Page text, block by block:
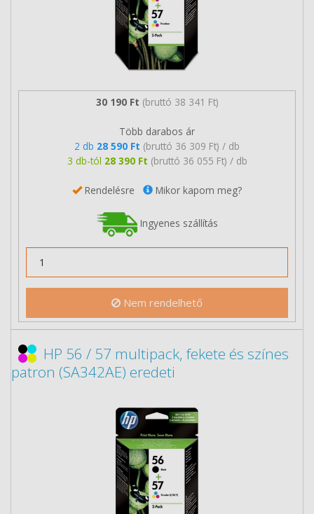
30 190 Ft (bruttó 38 341 Ft)
Több darabos ár
2 db 28 590 Ft (bruttó 36 309 Ft) / db
3 db-tól 28 390 Ft (bruttó 36 055 Ft) / db
Rendelésre Mikor kapom meg?
Ingyenes szállítás
Nem rendelhető
HP 56 / 57 multipack, fekete és színes
patron (SA342AE) eredeti